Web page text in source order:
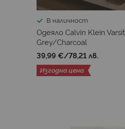
В наличност
Одеяло Calvin Klein
Grey/Charcoal
39,99 €/78,21 лв.
Изгодна цена